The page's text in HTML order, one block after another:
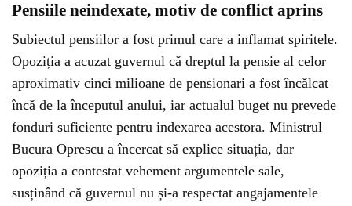
Pensiile neindexate, motiv de conflict aprins
Subiectul pensiilor a fost primul care a inflamat spiritele.
Opoziția a acuzat guvernul că dreptul la pensie al celor
aproximativ cinci milioane de pensionari a fost încălcat
încă de la începutul anului, iar actualul buget nu prevede
fonduri suficiente pentru indexarea acestora. Ministrul
Bucura Oprescu a încercat să explice situația, dar
opoziția a contestat vehement argumentele sale,
susținând că guvernul nu și-a respectat angajamentele